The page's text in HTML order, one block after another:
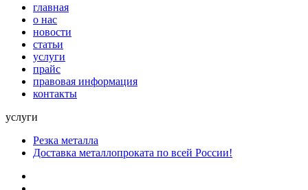
главная
о нас
новости
статьи
услуги
прайс
правовая информация
контакты
услуги
Резка металла
Доставка металлопроката по всей России!